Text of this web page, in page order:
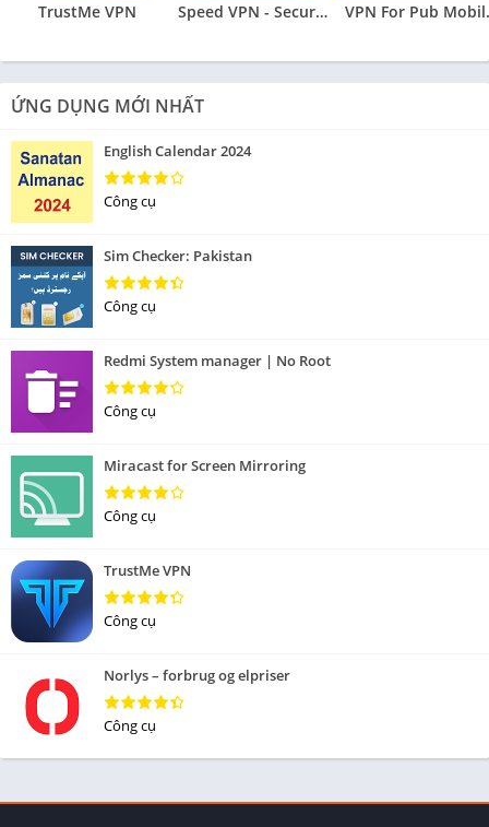
TrustMe VPN Speed VPN - Secure VPN Proxy
ỨNG DỤNG MỚI NHẤT
English Calendar 2024
Công cụ
Sim Checker: Pakistan
Công cụ
Redmi System manager | No Root
Công cụ
Miracast for Screen Mirroring
Công cụ
TrustMe VPN
Công cụ
Norlys – forbrug og elpriser
Công cụ